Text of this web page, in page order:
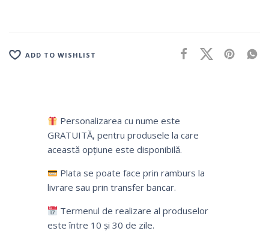
ADD TO WISHLIST
Personalizarea cu nume este
GRATUITĂ, pentru produsele la care
această opțiune este disponibilă.
Plata se poate face prin ramburs la
livrare sau prin transfer bancar.
Termenul de realizare al produselor
este între 10 și 30 de zile.